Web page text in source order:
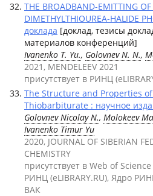
THE BROADBAND-EMITTING
DIMETHYLTHIOUREA-HALIDE
доклада [доклад, тезисы
материалов конференций]
Ivanenko T. Yu., Golovnev N. N.,
2021, MENDELEEV 2021
присутствует в РИНЦ
The Structure and Properties
Thiobarbiturate : научное
Golovnev Nicolay N., Molokeev
Ivanenko Timur Yu
2020, JOURNAL OF SIBERIAN
CHEMISTRY
присутствует в Web of
РИНЦ (eLIBRARY.RU), Ядро
ВАК